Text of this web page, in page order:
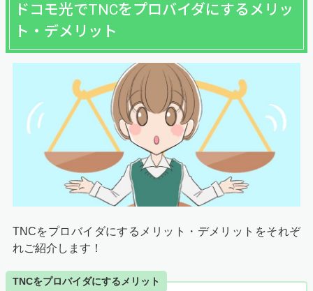
ドコモ光でTNCをプロバイダにするメリッ
ト・デメリット
TNCをプロバイダにするメリット・デメリットをそれぞ
れご紹介します！
TNCをプロバイダにするメリット